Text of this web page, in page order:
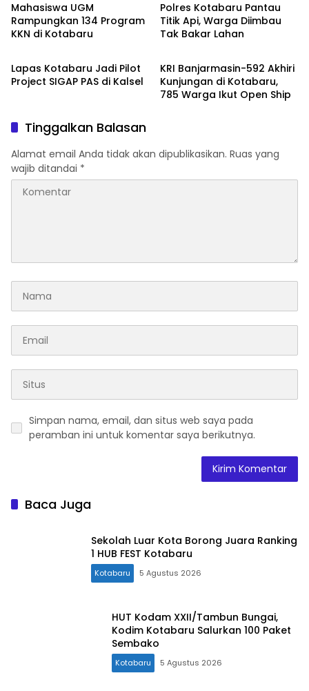
Mahasiswa UGM
Rampungkan 134 Program
KKN di Kotabaru
Polres Kotabaru Pantau
Titik Api, Warga Diimbau
Tak Bakar Lahan
Kotabaru
Lapas Kotabaru Jadi Pilot
Project SIGAP PAS di Kalsel
Kotabaru
KRI Banjarmasin-592 Akhiri
Kunjungan di Kotabaru,
785 Warga Ikut Open Ship
Tinggalkan Balasan
Alamat email Anda tidak akan dipublikasikan. Ruas yang
wajib ditandai *
Simpan nama, email, dan situs web saya pada
peramban ini untuk komentar saya berikutnya.
Baca Juga
Sekolah Luar Kota Borong Juara Ranking
1 HUB FEST Kotabaru
Kotabaru 5 Agustus 2026
HUT Kodam XXII/Tambun Bungai,
Kodim Kotabaru Salurkan 100 Paket
Sembako
Kotabaru 5 Agustus 2026